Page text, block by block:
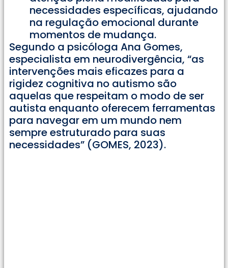
necessidades específicas, ajudando
na regulação emocional durante
momentos de mudança.
Segundo a psicóloga Ana Gomes,
especialista em neurodivergência, “as
intervenções mais eficazes para a
rigidez cognitiva no autismo são
aquelas que respeitam o modo de ser
autista enquanto oferecem ferramentas
para navegar em um mundo nem
sempre estruturado para suas
necessidades” (GOMES, 2023).